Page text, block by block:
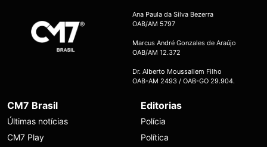
Ana Paula da Silva Bezerra
OAB/AM 5797
Marcus André Gonzales de Araújo
OAB/AM 12.372
Dr. Alberto Moussallem Filho
OAB-AM 2493 / OAB-GO 29.904.
CM7 Brasil
Últimas notícias
CM7 Play
Editorias
Polícia
Política